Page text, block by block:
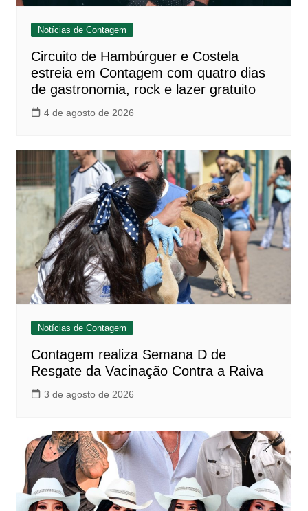
Notícias de Contagem
Circuito de Hambúrguer e Costela
estreia em Contagem com quatro dias
de gastronomia, rock e lazer gratuito
4 de agosto de 2026
Notícias de Contagem
Contagem realiza Semana D de
Resgate da Vacinação Contra a Raiva
3 de agosto de 2026